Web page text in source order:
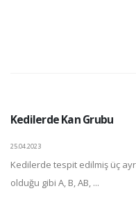
Kedilerde Kan Grubu
25.04.2023
Kedilerde tespit edilmiş üç
olduğu gibi A, B, AB, ...